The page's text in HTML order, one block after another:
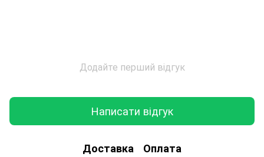
Додайте перший відгук
Написати відгук
Доставка Оплата